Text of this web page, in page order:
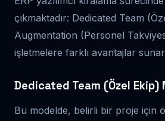
çıkmaktadır: Dedicated Team
Augmentation (Personel
işletmelere farklı avantajlar
Dedicated Team (Özel Ekip)
Bu modelde, belirli bir proje için